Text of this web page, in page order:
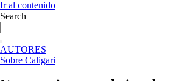
Ir al contenido
Search
AUTORES
Sobre Caligari